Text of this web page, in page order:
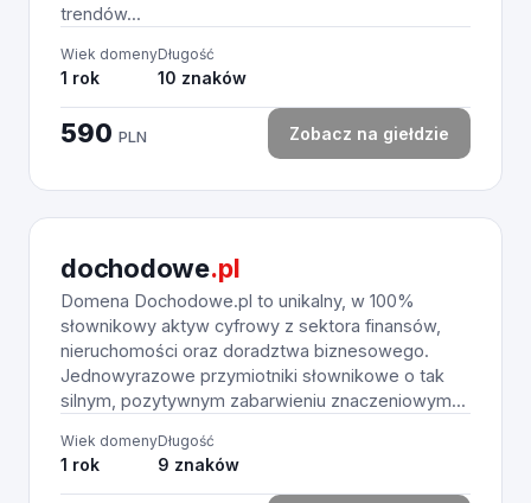
trendów...
Wiek domeny
1 rok
Długość
10 znaków
590 PLN Zobacz na giełdzie
dochodowe.pl
Domena Dochodowe.pl to unikalny, w 100%
słownikowy aktyw cyfrowy z sektora finansów,
nieruchomości oraz doradztwa biznesowego.
Jednowyrazowe przymiotniki słownikowe o tak
silnym, pozytywnym zabarwieniu znaczeniowym...
Wiek domeny
1 rok
Długość
9 znaków